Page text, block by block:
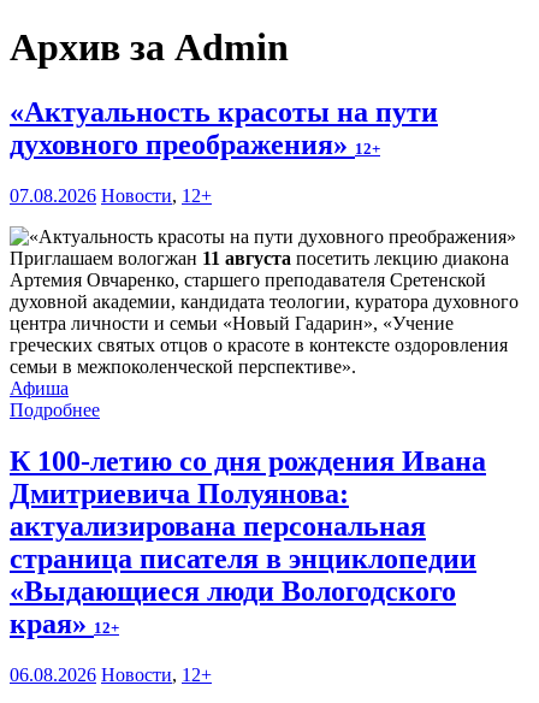
Архив за Admin
«Актуальность красоты на пути
духовного преображения» 12+
07.08.2026 Новости, 12+
Приглашаем вологжан 11 августа посетить лекцию диакона
Артемия Овчаренко, старшего преподавателя Сретенской
духовной академии, кандидата теологии, куратора духовного
центра личности и семьи «Новый Гадарин», «Учение
греческих святых отцов о красоте в контексте оздоровления
семьи в межпоколенческой перспективе».
Афиша
Подробнее
К 100-летию со дня рождения Ивана
Дмитриевича Полуянова:
актуализирована персональная
страница писателя в энциклопедии
«Выдающиеся люди Вологодского
края» 12+
06.08.2026 Новости, 12+